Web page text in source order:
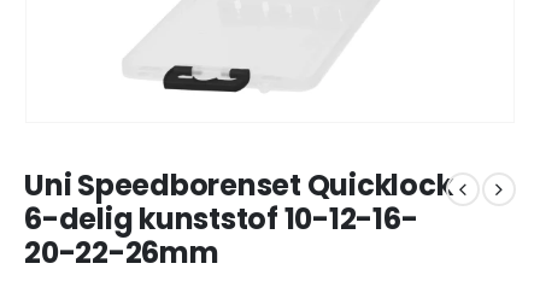
Uni Speedborenset Quicklock
6-delig kunststof 10-12-16-
20-22-26mm